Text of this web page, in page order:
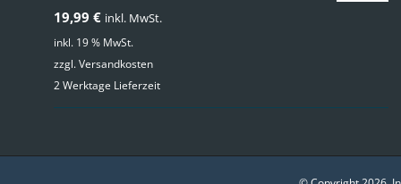
19,99 € inkl. MwSt.
inkl. 19 % MwSt.
zzgl.Versandkosten
2 Werktage Lieferzeit